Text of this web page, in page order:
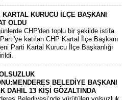
KURUCU İLÇE BAŞKANI
OLDU
CHP'den toplu bir şekilde istifa
katılan CHP Kartal İlçe Başkanı
Parti Kartal Kurucu İlçe Başkanlığı
BELEDİYE BAŞKANI
DAHİL 13 KİŞİ GÖZALTINDA